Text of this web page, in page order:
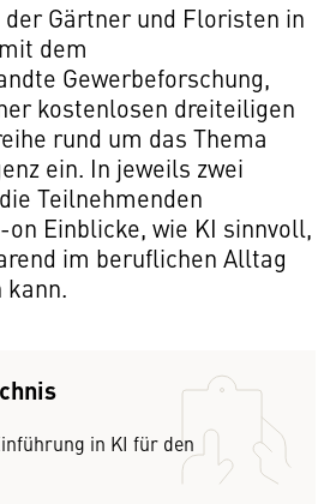
der Gärtner und Floristen in
dem
Gewerbeforschung,
kostenlosen dreiteiligen
rund um das Thema
ein. In jeweils zwei
Teilnehmenden
Einblicke, wie KI sinnvoll,
im beruflichen Alltag
kann.
in KI für den